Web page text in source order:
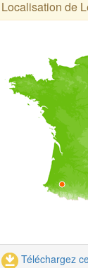
Localisation de
Téléchargez